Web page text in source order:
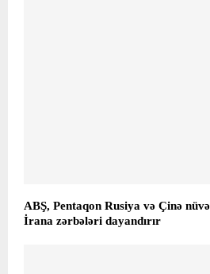
ABŞ, Pentaqon Rusiya və Çinə nüvə
İrana zərbələri dayandırır